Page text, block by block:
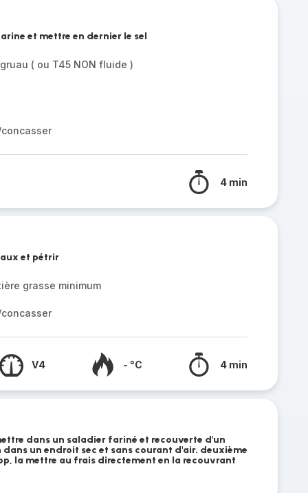
et mettre en dernier le sel
( ou T45 NON fluide )
4 min
et pétrir
grasse minimum
V4 - °C 4 min
dans un saladier fariné et recouverte d'un
dans un endroit sec et sans courant d'air. deuxième
la mettre au frais directement en la recouvrant